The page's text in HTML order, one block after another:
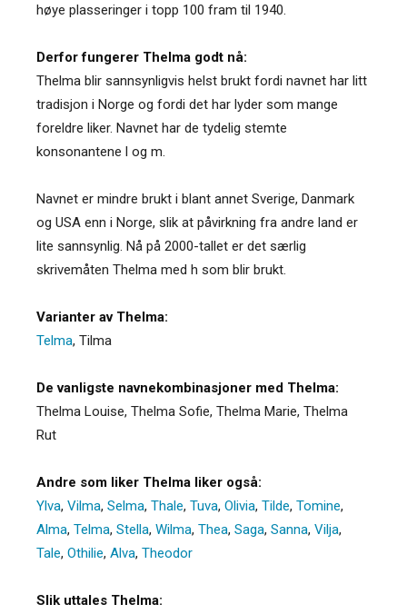
høye plasseringer i topp 100 fram til 1940.
Derfor fungerer Thelma godt nå:
Thelma blir sannsynligvis helst brukt fordi navnet har litt
tradisjon i Norge og fordi det har lyder som mange
foreldre liker. Navnet har de tydelig stemte
konsonantene l og m.
Navnet er mindre brukt i blant annet Sverige, Danmark
og USA enn i Norge, slik at påvirkning fra andre land er
lite sannsynlig. Nå på 2000-tallet er det særlig
skrivemåten Thelma med h som blir brukt.
Varianter av Thelma:
Telma, Tilma
De vanligste navnekombinasjoner med Thelma:
Thelma Louise, Thelma Sofie, Thelma Marie, Thelma
Rut
Andre som liker Thelma liker også:
Ylva, Vilma, Selma, Thale, Tuva, Olivia, Tilde, Tomine,
Alma, Telma, Stella, Wilma, Thea, Saga, Sanna, Vilja,
Tale, Othilie, Alva, Theodor
Slik uttales Thelma: